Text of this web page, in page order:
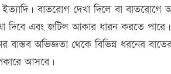
বাতরোগ দেখা দিলে বা বাতরোগে
দিবে এবং জটিল আকার ধারন করতে পারে।
অভিজ্ঞতা থেকে বিভিন্ন ধরনের
আসবে।